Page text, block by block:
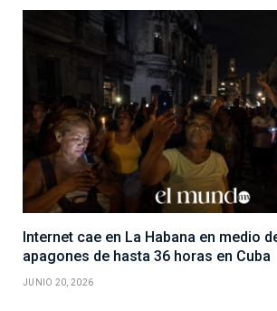
Internet cae en La Habana en medio
apagones de hasta 36 horas en Cuba
JUNIO 20, 2026